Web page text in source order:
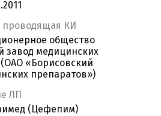
проводящая КИ
общество
завод медицинских
«Борисовский
препаратов»)
ЛП
(Цефепим)